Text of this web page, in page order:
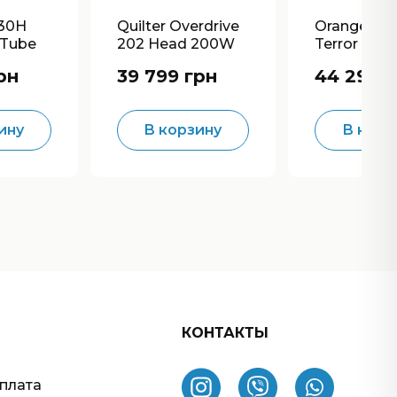
Quilter Overdrive
202 Head 200W
39 799 грн
В корзину
Orange
Terror
44 299
В
КОНТАКТЫ